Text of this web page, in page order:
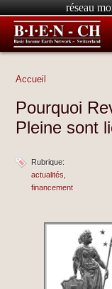
réseau
Accueil
Pourquoi
Pleine sont
Rubrique:
actualités
financement